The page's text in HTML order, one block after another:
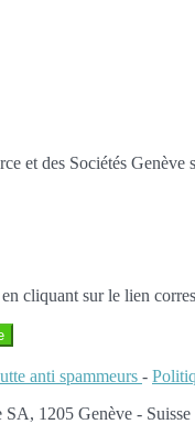
et des Sociétés
cliquant sur le lien
anti spammeurs -
1205 Genève - Suisse